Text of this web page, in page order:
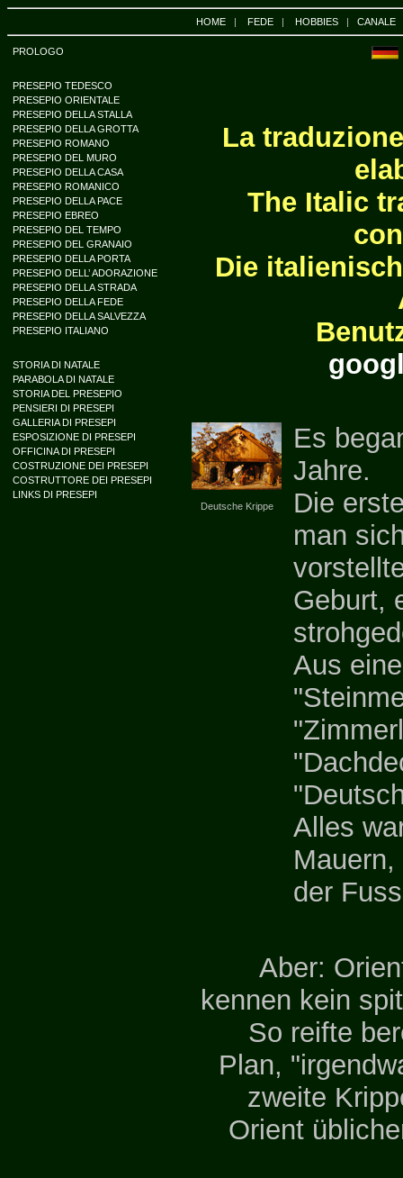
HOME | FEDE | HOBBIES | CANALE
PROLOGO
PRESEPIO TEDESCO
PRESEPIO ORIENTALE
PRESEPIO DELLA STALLA
PRESEPIO DELLA GROTTA
PRESEPIO ROMANO
PRESEPIO DEL MURO
PRESEPIO DELLA CASA
PRESEPIO ROMANICO
PRESEPIO DELLA PACE
PRESEPIO EBREO
PRESEPIO DEL TEMPO
PRESEPIO DEL GRANAIO
PRESEPIO DELLA PORTA
PRESEPIO DELL’ ADORAZIONE
PRESEPIO DELLA STRADA
PRESEPIO DELLA FEDE
PRESEPIO DELLA SALVEZZA
PRESEPIO ITALIANO
STORIA DI NATALE
PARABOLA DI NATALE
STORIA DEL PRESEPIO
PENSIERI DI PRESEPI
GALLERIA DI PRESEPI
ESPOSIZIONE DI PRESEPI
OFFICINA DI PRESEPI
COSTRUZIONE DEI PRESEPI
COSTRUTTORE DEI PRESEPI
LINKS DI PRESEPI
La
The Italic
Die
Deutsche Krippe
Es
Jahre.
Die
man
Geburt,
Aus
Alles
der
Aber:
kennen kein
So reifte
Plan,
zweite
Orient